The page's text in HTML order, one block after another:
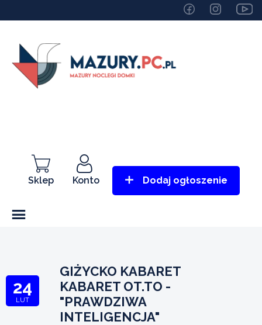
Sklep Konto Dodaj ogłoszenie
24
LUT
GIŻYCKO KABARET
KABARET OT.TO -
"PRAWDZIWA
INTELIGENCJA"